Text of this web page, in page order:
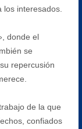
interesados.
donde el
se
repercusión
de la que
confiados